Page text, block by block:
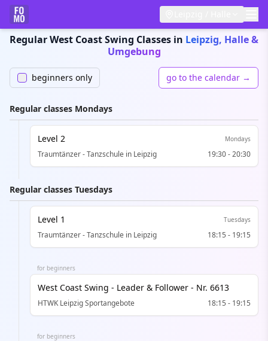
Regular West Coast Swing Classes in Leipzig, Halle &
Umgebung
beginners only go to the calendar →
Regular classes Mondays
Level 2 Mondays
Traumtänzer - Tanzschule in Leipzig 19:30-20:30
Regular classes Tuesdays
Level 1 Tuesdays
Traumtänzer - Tanzschule in Leipzig 18:15 - 19:15
for beginners
West Coast Swing - Leader & Follower - Nr. 6613
HTWK Leipzig Sportangebote 18:15 - 19:15
for beginners